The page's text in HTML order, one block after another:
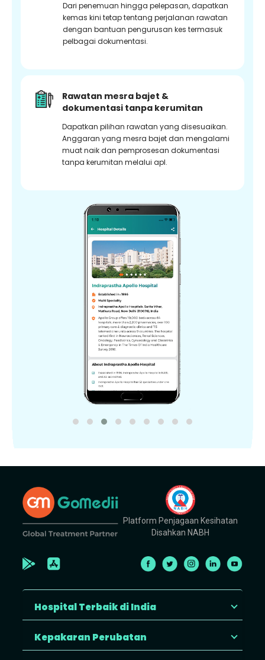
Dari penemuan hingga pelepasan, dapatkan
kemas kini tetap tentang perjalanan rawatan
dengan bantuan pengurusan kes termasuk
pelbagai dokumentasi.
Rawatan mesra bajet &
dokumentasi tanpa kerumitan
Dapatkan pilihan rawatan yang disesuaikan.
Anggaran yang mesra bajet dan mengalami
muat naik dan pemprosesan dokumentasi
tanpa kerumitan melalui apl.
Platform Penjagaan Kesihatan
Disahkan NABH
Hospital Terbaik di India
Kepakaran Perubatan